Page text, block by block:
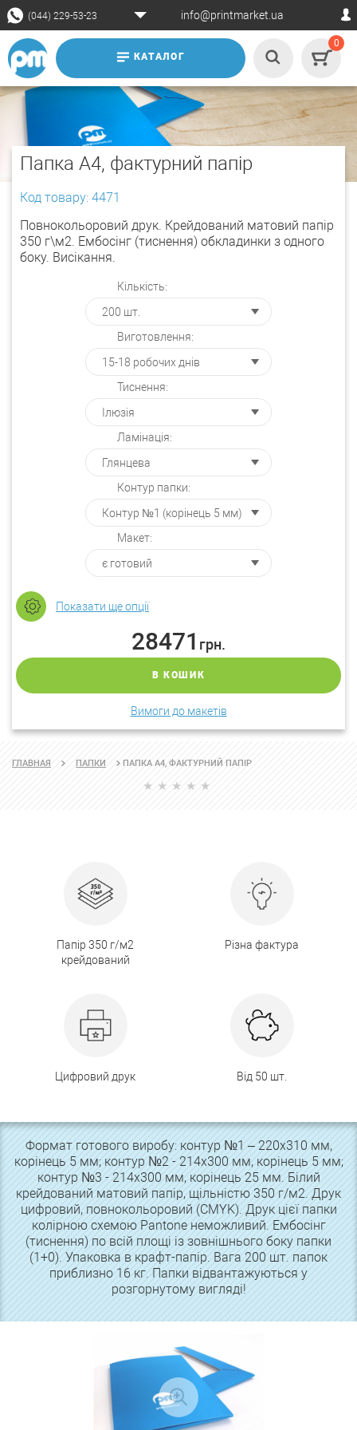
(044) 229-53-23 info@printmarket.ua
КАТАЛОГ
0
Папка А4, фактурний папір
Код товару: 4471
Повнокольоровий друк. Крейдований матовий папір
350 г\м2. Ембосінг (тиснення) обкладинки з одного
боку. Висікання.
Кількість:
Виготовлення:
Тиснення:
Ламінація:
Контур папки:
Макет:
Показати ще опції
28471 грн.
В КОШИК
Вимоги до макетів
ГЛАВНАЯ ПАПКИ ПАПКА А4, ФАКТУРНИЙ ПАПІР
Папір 350 г/м2
крейдований
Різна фактура
Цифровий друк Від 50 шт.
Формат готового виробу: контур №1 – 220х310 мм,
корінець 5 мм; контур №2 - 214х300 мм, корінець 5 мм;
контур №3 - 214х300 мм, корінець 25 мм. Білий
крейдований матовий папір, щільністю 350 г/м2. Друк
цифровий, повнокольоровий (CMYK). Друк цієї папки
колірною схемою Pantone неможливий. Ембосінг
(тиснення) по всій площі із зовнішнього боку папки
(1+0). Упаковка в крафт-папір. Вага 200 шт. папок
приблизно 16 кг. Папки відвантажуються у
розгорнутому вигляді!